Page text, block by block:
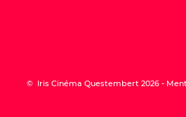
© Iris Cinéma Questembert 2026 -